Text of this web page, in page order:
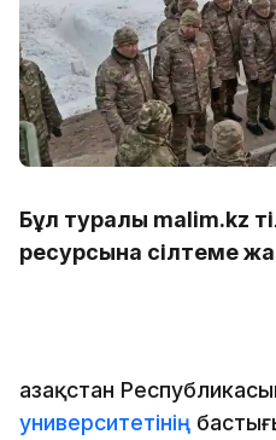
Бұл туралы malim.kz
ресурсына сілтеме
Қазақстан
университетінің